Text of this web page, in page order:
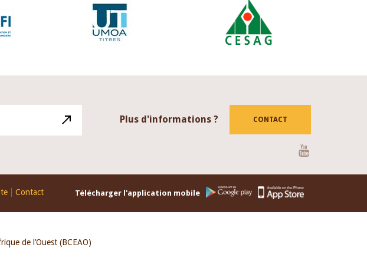
Plus d'informations ? CONTACT
Contact Télécharger l'application mobile
de l’Ouest (BCEAO)